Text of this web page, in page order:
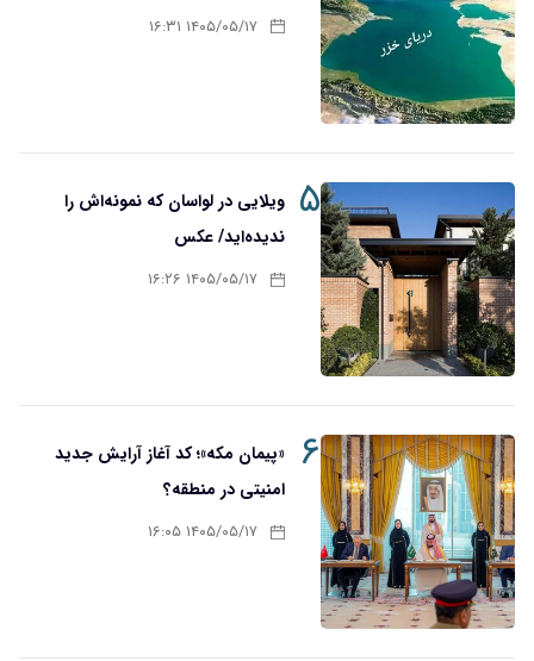
۱۴۰۵/۰۵/۱۷ ۱۶:۳۱
۵ ویلایی در لواسان که نمونه‌اش را
ندیده‌اید/ عکس
۱۴۰۵/۰۵/۱۷ ۱۶:۲۶
۶
«پیمان مکه»؛ کد آغاز آرایش جدید
امنیتی در منطقه؟
۱۴۰۵/۰۵/۱۷ ۱۶:۰۵